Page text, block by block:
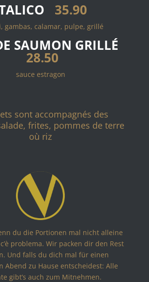
35.90
gambas, calamar, pulpe, grillé
SAUMON GRILLÉ
28.50
sauce estragon
sont accompagnés des
frites, pommes de terre
où riz
du die Portionen mal nicht alleine
problema. Wir packen dir den Rest
Und falls du dich mal für einen
Abend zu Hause entscheidest: Alle
gibt’s auch zum Mitnehmen.